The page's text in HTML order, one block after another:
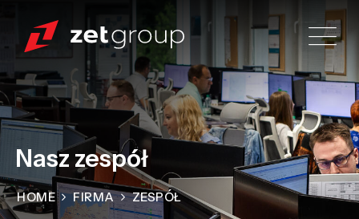
Nasz zespół
HOME FIRMA ZESPÓŁ